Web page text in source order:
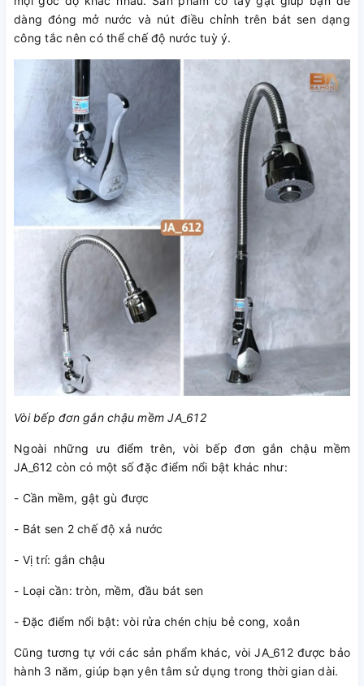
dàng đóng mở nước và nút điều chỉnh trên bát sen dạng
công tắc nên có thể chế độ nước tuỳ ý.
Vòi bếp đơn gắn chậu mềm JA_612
Ngoài những ưu điểm trên, vòi bếp đơn gắn chậu mềm
JA_612 còn có một số đặc điểm nổi bật khác như:
- Cần mềm, gật gù được
- Bát sen 2 chế độ xả nước
- Vị trí: gắn chậu
- Loại cần: tròn, mềm, đầu bát sen
- Đặc điểm nổi bật: vòi rửa chén chịu bẻ cong, xoắn
Cũng tương tự với các sản phẩm khác, vòi JA_612 được bảo
hành 3 năm, giúp bạn yên tâm sử dụng trong thời gian dài.